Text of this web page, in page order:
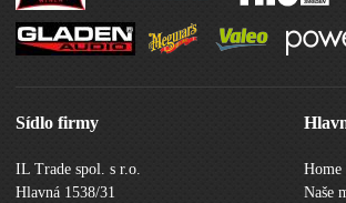
Sídlo firmy
IL Trade spol. s r.o.
Hlavná 1538/31
Home
Naše